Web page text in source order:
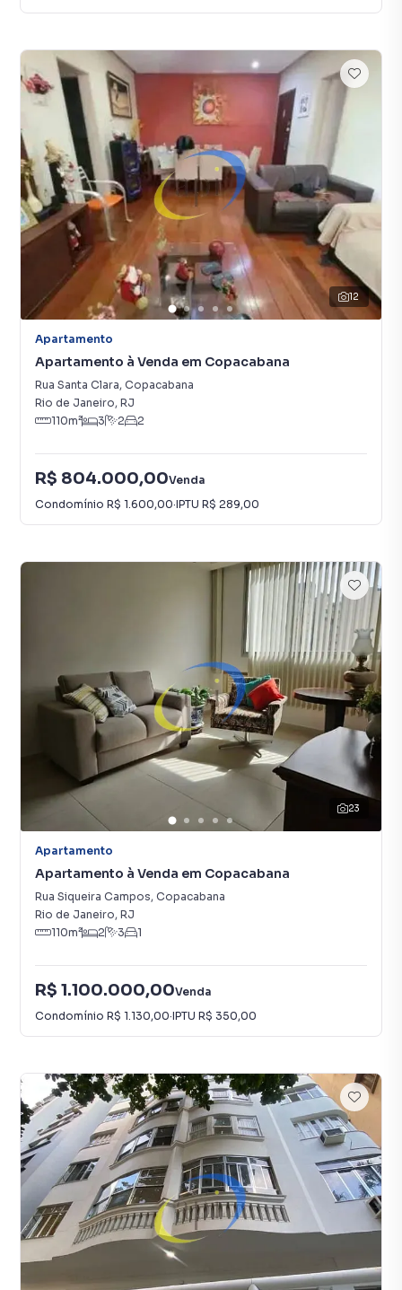
12
Apartamento
Apartamento à Venda em Copacabana
Rua Santa Clara, Copacabana
Rio de Janeiro, RJ
110m² 3 2 2
R$ 804.000,00Venda
Condomínio R$ 1.600,00·IPTU R$ 289,00
23
Apartamento
Apartamento à Venda em Copacabana
Rua Siqueira Campos, Copacabana
Rio de Janeiro, RJ
110m² 2 3 1
R$ 1.100.000,00Venda
Condomínio R$ 1.130,00·IPTU R$ 350,00